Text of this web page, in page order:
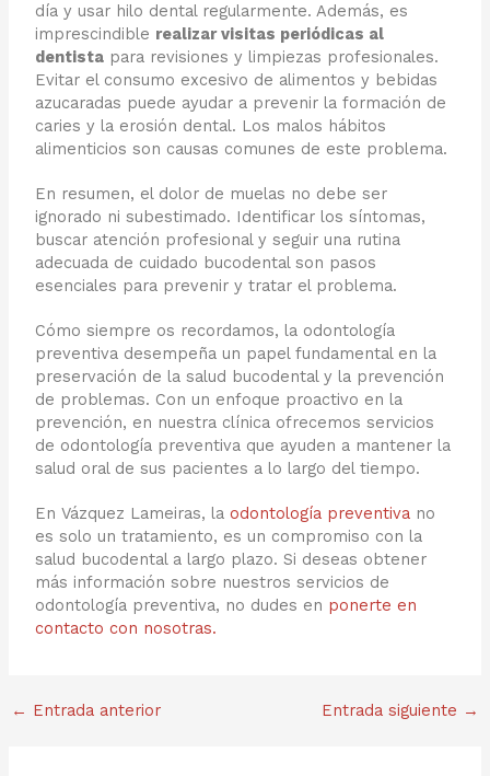
día y usar hilo dental regularmente. Además, es
imprescindible realizar visitas periódicas al
dentista para revisiones y limpiezas profesionales.
Evitar el consumo excesivo de alimentos y bebidas
azucaradas puede ayudar a prevenir la formación de
caries y la erosión dental. Los malos hábitos
alimenticios son causas comunes de este problema.
En resumen, el dolor de muelas no debe ser
ignorado ni subestimado. Identificar los síntomas,
buscar atención profesional y seguir una rutina
adecuada de cuidado bucodental son pasos
esenciales para prevenir y tratar el problema.
Cómo siempre os recordamos, la odontología
preventiva desempeña un papel fundamental en la
preservación de la salud bucodental y la prevención
de problemas. Con un enfoque proactivo en la
prevención, en nuestra clínica ofrecemos servicios
de odontología preventiva que ayuden a mantener la
salud oral de sus pacientes a lo largo del tiempo.
En Vázquez Lameiras, laodontología preventiva no
es solo un tratamiento, es un compromiso con la
salud bucodental a largo plazo. Si deseas obtener
más información sobre nuestros servicios de
odontología preventiva, no dudes en ponerte en
contacto con nosotras.
← Entrada anterior Entrada siguiente →